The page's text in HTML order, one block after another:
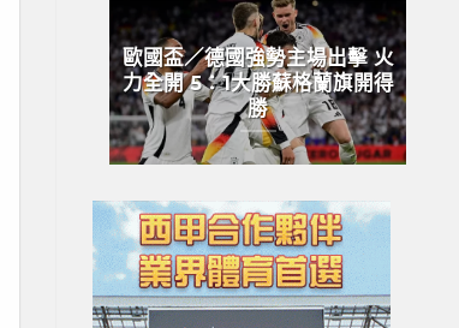
歐國盃／德國強勢主場出擊 火
力全開 5：1大勝蘇格蘭旗開得
勝